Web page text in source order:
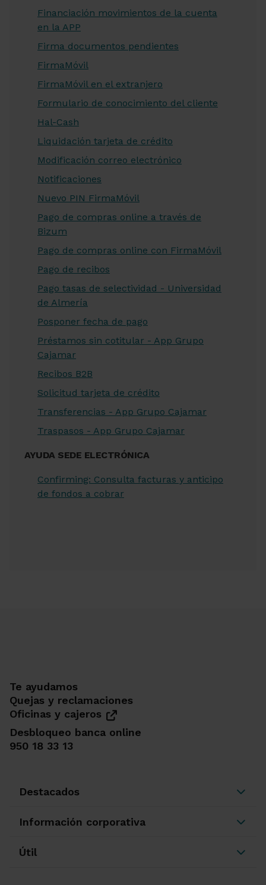
Financiación movimientos de la cuenta
en la APP
Firma documentos pendientes
FirmaMóvil
FirmaMóvil en el extranjero
Formulario de conocimiento del cliente
Hal-Cash
Liquidación tarjeta de crédito
Modificación correo electrónico
Notificaciones
Nuevo PIN FirmaMóvil
Pago de compras online a través de
Bizum
Pago de compras online con FirmaMóvil
Pago de recibos
Pago tasas de selectividad - Universidad
de Almería
Posponer fecha de pago
Préstamos sin cotitular - App Grupo
Cajamar
Recibos B2B
Solicitud tarjeta de crédito
Transferencias - App Grupo Cajamar
Traspasos - App Grupo Cajamar
AYUDA SEDE ELECTRÓNICA
Confirming: Consulta facturas y anticipo
de fondos a cobrar
Te ayudamos
Quejas y reclamaciones
Oficinas y cajeros
Desbloqueo banca online
950 18 33 13
Destacados
Información corporativa
Útil